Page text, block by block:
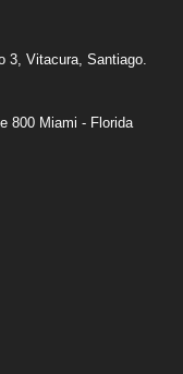
3, Vitacura, Santiago.
800 Miami - Florida